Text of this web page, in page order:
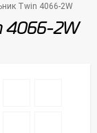
Twin 4066-2W
4066-2W